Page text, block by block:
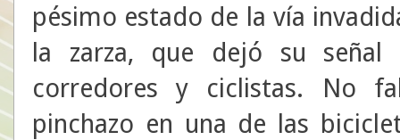
pésimo estado de la vía
la zarza, que dejó su
corredores y ciclistas. No
pinchazo en una de las